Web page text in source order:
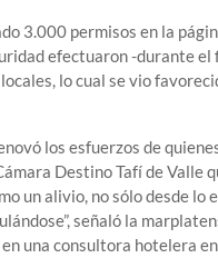
3.000 permisos en la
efectuaron -durante
lo cual se vio
los esfuerzos de
Destino Tafí de Valle
un alivio, no sólo desde
señaló la
una consultora hotelera